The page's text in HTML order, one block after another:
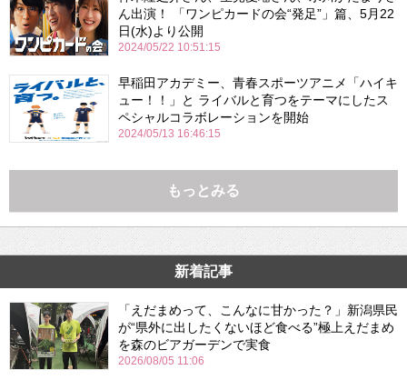
ん出演！ 「ワンピカードの会“発足”」篇、5月22
日(水)より公開
2024/05/22 10:51:15
早稲田アカデミー、青春スポーツアニメ「ハイキ
ュー！！」と ライバルと育つをテーマにしたス
ペシャルコラボレーションを開始
2024/05/13 16:46:15
もっとみる
新着記事
「えだまめって、こんなに甘かった？」新潟県民
が“県外に出したくないほど食べる”極上えだまめ
を森のビアガーデンで実食
2026/08/05 11:06